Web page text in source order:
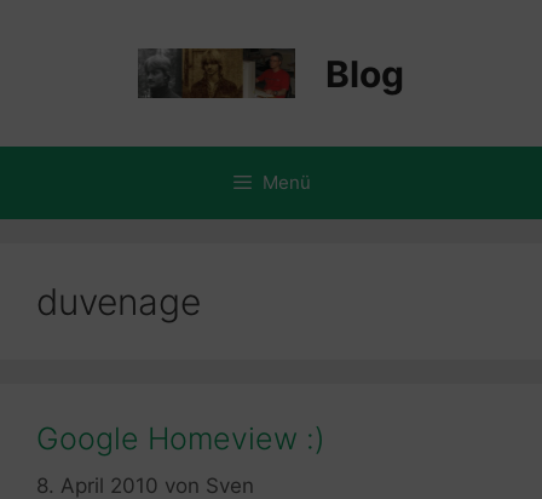
Blog
Menü
duvenage
Google Homeview :)
8. April 2010 von Sven